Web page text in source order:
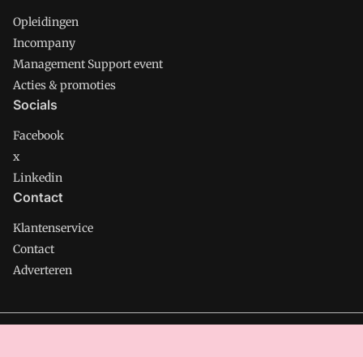
Opleidingen
Incompany
Management Support event
Acties & promoties
Socials
Facebook
x
Linkedin
Contact
Klantenservice
Contact
Adverteren